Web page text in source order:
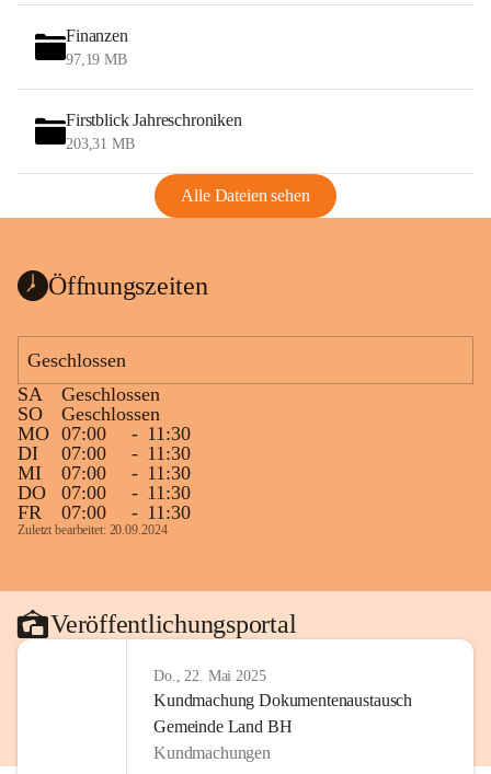
Finanzen
97,19 MB
Firstblick Jahreschroniken
203,31 MB
Alle Dateien sehen
Öffnungszeiten
Geschlossen
SA
Geschlossen
SO
Geschlossen
MO 07:00 - 11:30
DI
07:00 - 11:30
MI
07:00 - 11:30
DO
07:00 - 11:30
FR
07:00 - 11:30
Zuletzt bearbeitet: 20.09.2024
Veröffentlichungsportal
Do., 22. Mai 2025
Kundmachung Dokumentenaustausch
Gemeinde Land BH
Kundmachungen